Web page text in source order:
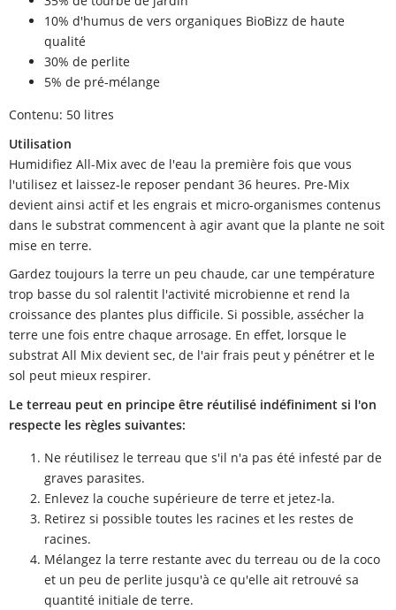
10% d'humus de vers organiques BioBizz de haute
qualité
30% de perlite
5% de pré-mélange
Contenu: 50 litres
Utilisation
Humidifiez All-Mix avec de l'eau la première fois que vous
l'utilisez et laissez-le reposer pendant 36 heures. Pre-Mix
devient ainsi actif et les engrais et micro-organismes contenus
dans le substrat commencent à agir avant que la plante ne soit
mise en terre.
Gardez toujours la terre un peu chaude, car une température
trop basse du sol ralentit l'activité microbienne et rend la
croissance des plantes plus difficile. Si possible, assécher la
terre une fois entre chaque arrosage. En effet, lorsque le
substrat All Mix devient sec, de l'air frais peut y pénétrer et le
sol peut mieux respirer.
Le terreau peut en principe être réutilisé indéfiniment si l'on
respecte les règles suivantes:
Ne réutilisez le terreau que s'il n'a pas été infesté par de
graves parasites.
Enlevez la couche supérieure de terre et jetez-la.
Retirez si possible toutes les racines et les restes de
racines.
Mélangez la terre restante avec du terreau ou de la coco
et un peu de perlite jusqu'à ce qu'elle ait retrouvé sa
quantité initiale de terre.